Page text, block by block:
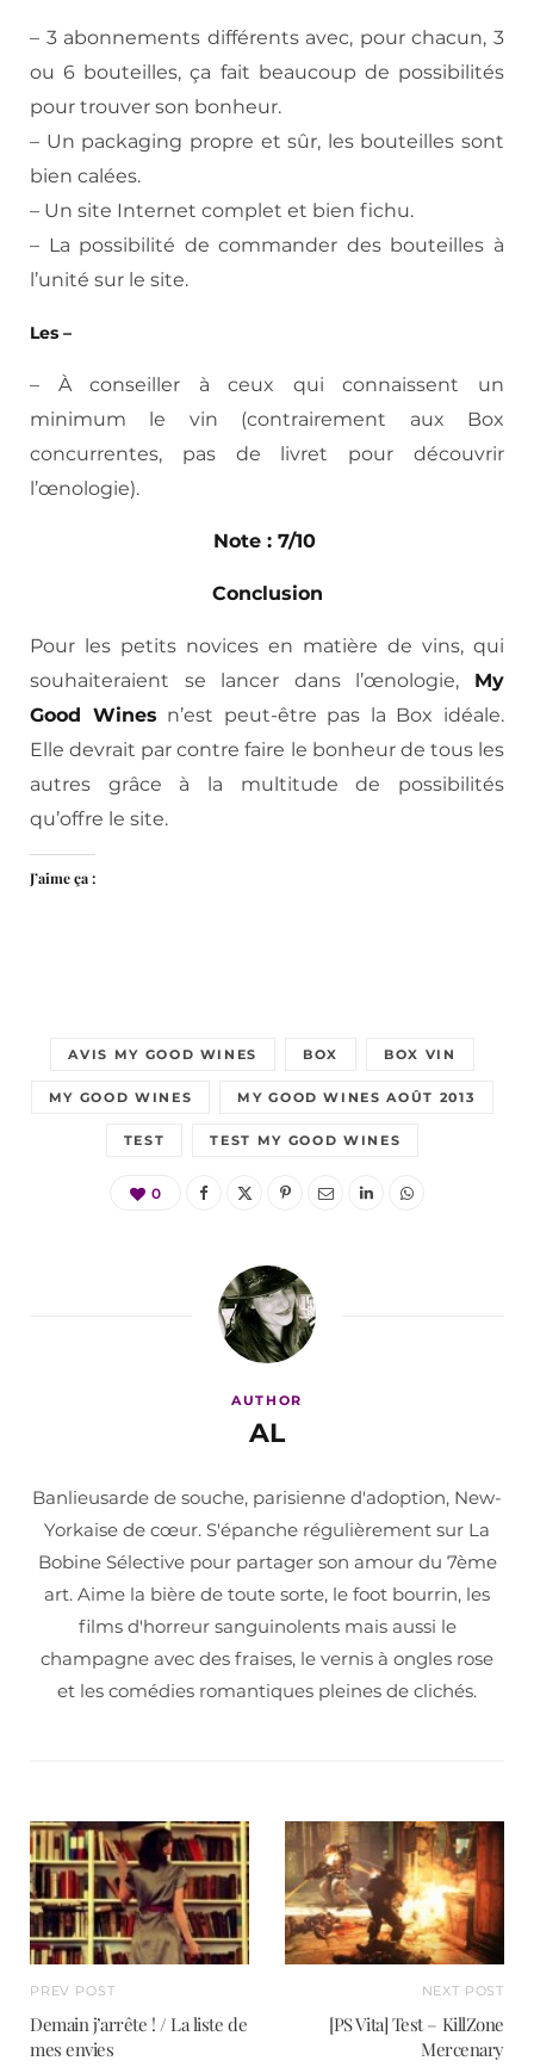
– 3 abonnements différents avec, pour chacun, 3
ou 6 bouteilles, ça fait beaucoup de possibilités
pour trouver son bonheur.
– Un packaging propre et sûr, les bouteilles sont
bien calées.
– Un site Internet complet et bien fichu.
– La possibilité de commander des bouteilles à
l’unité sur le site.
Les –
– À conseiller à ceux qui connaissent un
minimum le vin (contrairement aux Box
concurrentes, pas de livret pour découvrir
l’œnologie).
Note : 7/10
Conclusion
Pour les petits novices en matière de vins, qui
souhaiteraient se lancer dans l’œnologie, My
Good Wines n’est peut-être pas la Box idéale.
Elle devrait par contre faire le bonheur de tous les
autres grâce à la multitude de possibilités
qu’offre le site.
J’aime ça :
AVIS MY GOOD WINES BOX BOX VIN
MY GOOD WINES MY GOOD WINES AOÛT 2013
TEST TEST MY GOOD WINES
0
AUTHOR
AL
Banlieusarde de souche, parisienne d'adoption, New-
Yorkaise de cœur. S'épanche régulièrement sur La
Bobine Sélective pour partager son amour du 7ème
art. Aime la bière de toute sorte, le foot bourrin, les
films d'horreur sanguinolents mais aussi le
champagne avec des fraises, le vernis à ongles rose
et les comédies romantiques pleines de clichés.
PREV POST
Demain j’arrête ! / La liste de
mes envies
NEXT POST
[PS Vita] Test – KillZone
Mercenary